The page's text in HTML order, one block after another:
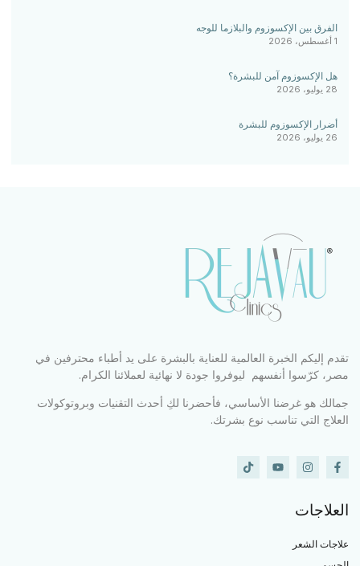
الفرق بين الإكسوزوم والبلازما للوجه
1 أغسطس، 2026
هل الإكسوزوم آمن للبشرة؟
28 يوليو، 2026
أضرار الإكسوزوم للبشرة
26 يوليو، 2026
تقدم إليكم الخبرة العالمية للعناية بالبشرة على يد أطباء محترفين في
مصر، كرّسوا أنفسهم ليوفروا جودة لا نهائية لعملائنا الكرام.
جمالك هو غرضنا الأساسي، فأحضرنا لكِ أحدث التقنيات وبروتوكولات
العلاج التي تناسب نوع بشرتك.
العلاجات
علاجات الشعر